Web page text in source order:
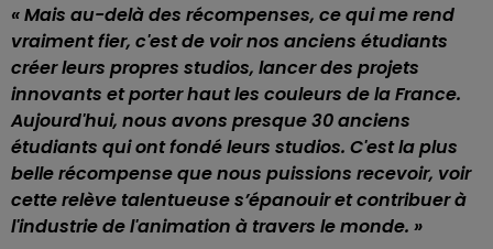
« Mais au-delà des récompenses, ce qui me rend
vraiment fier, c'est de voir nos anciens étudiants
créer leurs propres studios, lancer des projets
innovants et porter haut les couleurs de la France.
Aujourd'hui, nous avons presque 30 anciens
étudiants qui ont fondé leurs studios. C'est la plus
belle récompense que nous puissions recevoir, voir
cette relève talentueuse s’épanouir et contribuer à
l'industrie de l'animation à travers le monde. »